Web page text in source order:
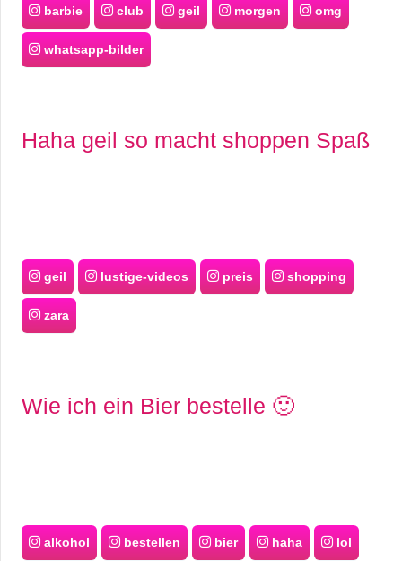
barbie club geil morgen omg
whatsapp-bilder
Haha geil so macht shoppen Spaß
geil lustige-videos preis shopping
zara
Wie ich ein Bier bestelle 🙂
alkohol bestellen bier haha lol